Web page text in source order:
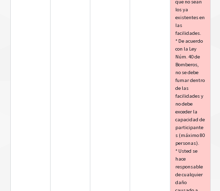
que no sean
los ya
existentes en
las
facilidades.
* De acuerdo
con la Ley
Núm. 40 de
Bomberos,
no se debe
fumar dentro
de las
facilidades y
no debe
exceder la
capacidad de
participante
s (máximo 80
personas).
* Usted se
hace
responsable
de cualquier
daño